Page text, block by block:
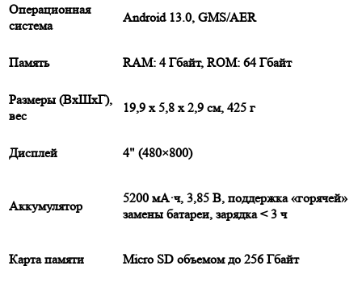
Операционная
система
Android 13.0, GMS/AER
Память RAM: 4 Гбайт, ROM: 64 Гбайт
Размеры (ВxШxГ),
вес
19,9 х 5,8 х 2,9 см, 425 г
Дисплей 4" (480×800)
Аккумулятор
5200 мА·ч, 3,85 В, поддержка «горячей»
замены батареи, зарядка < 3 ч
Карта памяти Micro SD объемом до 256 Гбайт